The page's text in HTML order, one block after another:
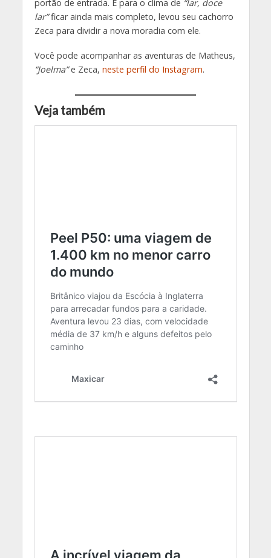
portão de entrada. E para o clima de “lar, doce
lar”ficar ainda mais completo, levou seu cachorro
Zeca para dividir a nova moradia com ele.
Você pode acompanhar as aventuras de Matheus,
“Joelma”e Zeca, neste perfil do Instagram.
Veja também